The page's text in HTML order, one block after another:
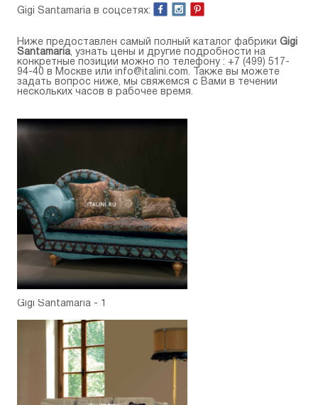
Gigi Santamaria в соцсетях:
Ниже предоставлен самый полный каталог фабрики Gigi
Santamaria, узнать цены и другие подробности на
конкретные позиции можно по телефону : +7 (499) 517-
94-40 в Москве или info@italini.com. Также вы можете
задать вопрос ниже, мы свяжемся с Вами в течении
нескольких часов в рабочее время.
Gigi Santamaria - 1